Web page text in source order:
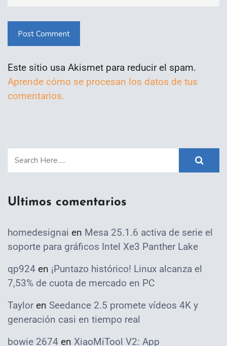
Post Comment
Este sitio usa Akismet para reducir el spam.
Aprende cómo se procesan los datos de tus
comentarios.
Ultimos comentarios
homedesignai en Mesa 25.1.6 activa de serie el
soporte para gráficos Intel Xe3 Panther Lake
qp924 en ¡Puntazo histórico! Linux alcanza el
7,53% de cuota de mercado en PC
Taylor en Seedance 2.5 promete vídeos 4K y
generación casi en tiempo real
bowie 2674 en XiaoMiTool V2: App